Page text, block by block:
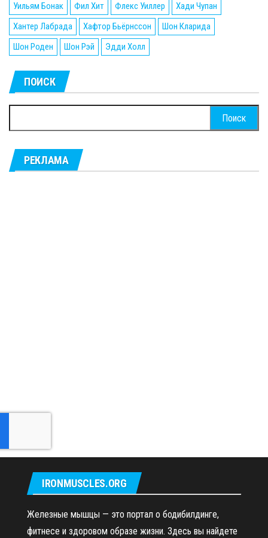
Уильям Бонак
Фил Хит Флекс Уиллер
Хади Чупан
Хантер Лабрада
Хафтор Бьёрнссон
Шон Кларида
Шон Роден
Шон Рэй Эдди Холл
ПОИСК
РЕКЛАМА
IRONMUSCLES.ORG
Железные мышцы — это портал о бодибилдинге,
фитнесе и здоровом образе жизни. Здесь вы найдете